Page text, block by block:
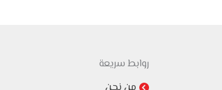
روابط سريعة